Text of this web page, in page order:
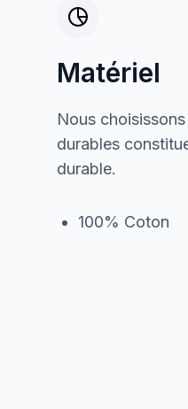
Matériel
Nous
durables
durable.
100% Coton